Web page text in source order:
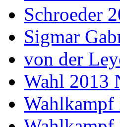
Schroeder
Sigmar
von der
Wahl 2013